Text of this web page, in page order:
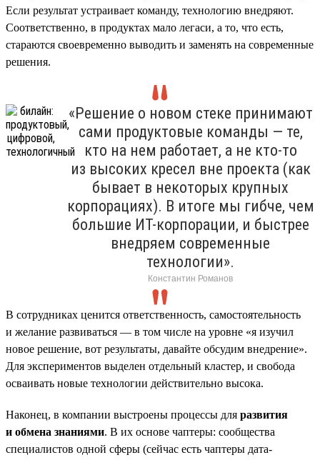
Если результат устраивает команду, технологию внедряют.
Соответственно, в продуктах мало легаси, а то, что есть,
стараются своевременно выводить и заменять на современные
решения.
«Решение о новом стеке принимают
сами продуктовые команды — те,
кто на нем работает, а не кто-то
из высоких кресел вне проекта (как
бывает в некоторых крупных
корпорациях). В итоге мы гибче, чем
большие ИТ-корпорации, и быстрее
внедряем современные
технологии».
Константин Романов
В сотрудниках ценится ответственность, самостоятельность
и желание развиваться — в том числе на уровне «я изучил
новое решение, вот результаты, давайте обсудим внедрение».
Для экспериментов выделен отдельный кластер, и свобода
осваивать новые технологии действительно высока.
Наконец, в компании выстроены процессы для развития
и обмена знаниями. В их основе чаптеры: сообщества
специалистов одной сферы (сейчас есть чаптеры дата-